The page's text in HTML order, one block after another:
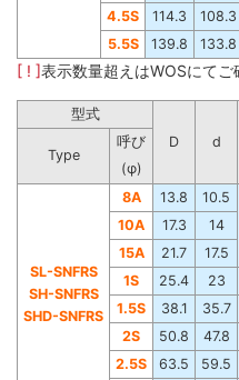
4.5S
114.3 108.3
5.5S
139.8 133.8
[ ! ]表示数量超えはWOSにてご
型式
D
d
Type
呼び
(φ)
SL-SNFRS
SH-SNFRS
SHD-SNFRS
8A 13.8
10.5
10A
17.3 14
15A
21.7 17.5
1S
25.4 23
1.5S
38.1 35.7
2S
50.8 47.8
2.5S
63.5 59.5